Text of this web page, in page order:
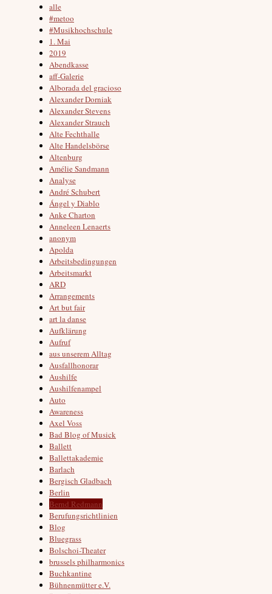
alle
#metoo
#Musikhochschule
1. Mai
2019
Abendkasse
aff-Galerie
Alborada del gracioso
Alexander Dorniak
Alexander Stevens
Alexander Strauch
Alte Fechthalle
Alte Handelsbörse
Altenburg
Amélie Sandmann
Analyse
André Schubert
Ángel y Diablo
Anke Charton
Anneleen Lenaerts
anonym
Apolda
Arbeitsbedingungen
Arbeitsmarkt
ARD
Arrangements
Art but fair
art la danse
Aufklärung
Aufruf
aus unserem Alltag
Ausfallhonorar
Aushilfe
Aushilfenampel
Auto
Awareness
Axel Voss
Bad Blog of Musick
Ballett
Ballettakademie
Barlach
Bergisch Gladbach
Berlin
Bernd Redmann
Berufungsrichtlinien
Blog
Bluegrass
Bolschoi-Theater
brussels philharmonics
Buchkantine
Bühnenmütter e.V.